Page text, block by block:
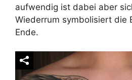
aufwendig ist dabei aber
Wiederrum symbolisiert die
Ende.